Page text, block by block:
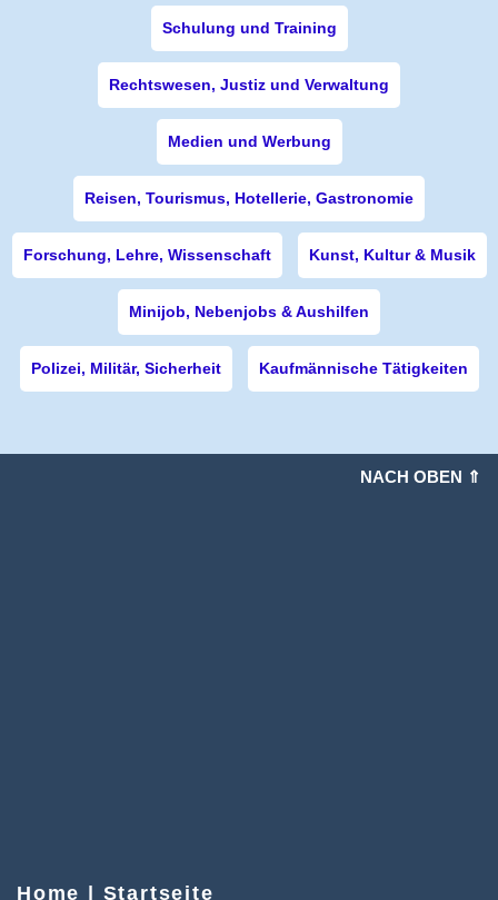
Schulung und Training
Rechtswesen, Justiz und Verwaltung
Medien und Werbung
Reisen, Tourismus, Hotellerie, Gastronomie
Forschung, Lehre, Wissenschaft Kunst, Kultur & Musik
Minijob, Nebenjobs & Aushilfen
Polizei, Militär, Sicherheit Kaufmännische Tätigkeiten
NACH OBEN ⇑
Home | Startseite